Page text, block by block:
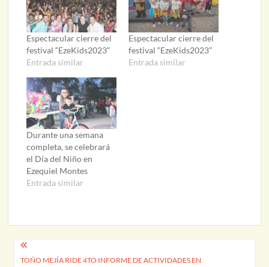
Espectacular cierre del
festival “EzeKids2023”
Entrada similar
Espectacular cierre del
festival “EzeKids2023”
Entrada similar
Durante una semana
completa, se celebrará
el Día del Niño en
Ezequiel Montes
Entrada similar
Navegación
TOÑO MEJÍA RIDE 4TO INFORME DE ACTIVIDADES EN